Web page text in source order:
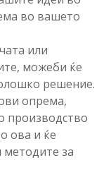
во вашето
или
можеби ќе
решение.
опрема,
производство
ова и ќе
методите за